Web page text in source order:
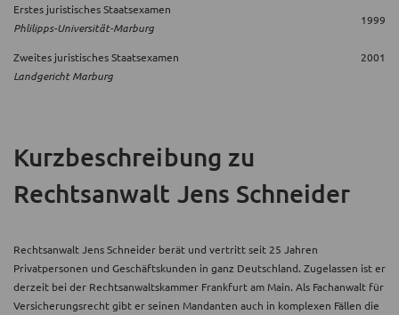
Erstes juristisches Staatsexamen
Phlilipps-Universität-Marburg
1999
Zweites juristisches Staatsexamen
Landgericht Marburg
2001
Kurzbeschreibung zu
Rechtsanwalt Jens Schneider
Rechtsanwalt Jens Schneider berät und vertritt seit 25 Jahren
Privatpersonen und Geschäftskunden in ganz Deutschland. Zugelassen ist er
derzeit bei der Rechtsanwaltskammer Frankfurt am Main. Als Fachanwalt für
Versicherungsrecht gibt er seinen Mandanten auch in komplexen Fällen die